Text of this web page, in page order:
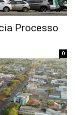
Processo
0